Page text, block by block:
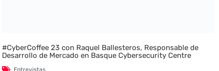
#CyberCoffee 23 con Raquel Ballesteros, Responsable de
Desarrollo de Mercado en Basque Cybersecurity Centre
Entrevistas